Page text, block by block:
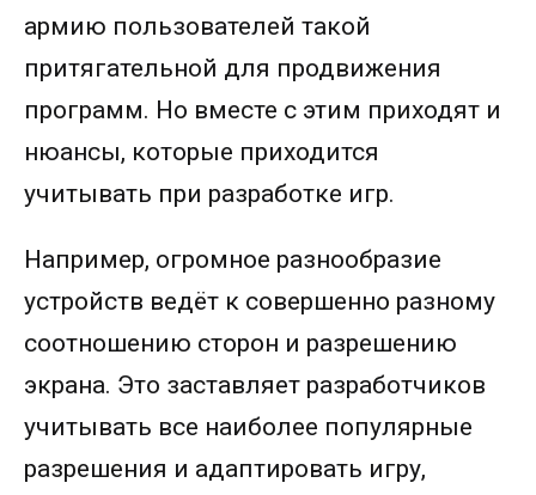
армию пользователей такой
притягательной для продвижения
программ. Но вместе с этим приходят и
нюансы, которые приходится
учитывать при разработке игр.
Например, огромное разнообразие
устройств ведёт к совершенно разному
соотношению сторон и разрешению
экрана. Это заставляет разработчиков
учитывать все наиболее популярные
разрешения и адаптировать игру,